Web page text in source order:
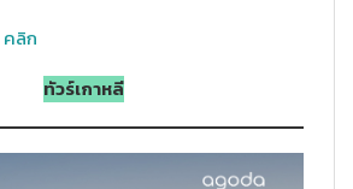
คลิก
ทัวร์เกาหลี